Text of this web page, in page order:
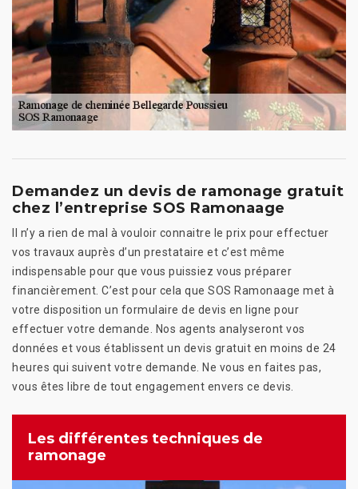
Demandez un devis de ramonage gratuit
chez l’entreprise SOS Ramonaage
Il n’y a rien de mal à vouloir connaitre le prix pour effectuer
vos travaux auprès d’un prestataire et c’est même
indispensable pour que vous puissiez vous préparer
financièrement. C’est pour cela que SOS Ramonaage met à
votre disposition un formulaire de devis en ligne pour
effectuer votre demande. Nos agents analyseront vos
données et vous établissent un devis gratuit en moins de 24
heures qui suivent votre demande. Ne vous en faites pas,
vous êtes libre de tout engagement envers ce devis.
Les différentes techniques de
ramonage